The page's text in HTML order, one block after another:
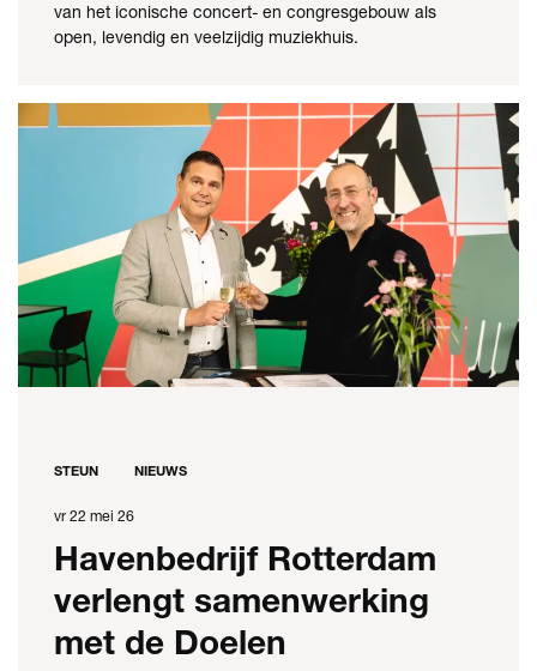
van het iconische concert- en congresgebouw als
open, levendig en veelzijdig muziekhuis.
vr 22 mei 26
Havenbedrijf Rotterdam
verlengt samenwerking
met de Doelen
STEUN NIEUWS